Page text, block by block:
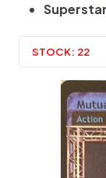
STOCK: 22